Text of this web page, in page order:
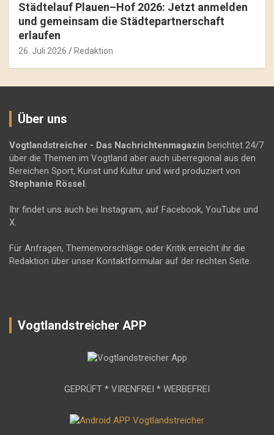
Städtelauf Plauen–Hof 2026: Jetzt anmelden
und gemeinsam die Städtepartnerschaft
erlaufen
26. Juli 2026 Redaktion
Über uns
Vogtlandstreicher - Das Nachrichtenmagazin berichtet 24/7
über die Themen im Vogtland aber auch überregional aus den
Bereichen Sport, Kunst und Kultur und wird produziert von
Stephanie Rössel .
Ihr findet uns auch bei Instagram, auf Facebook, YouTube und
X.
Für Anfragen, Themenvorschläge oder Kritik erreicht ihr die
Redaktion über unser Kontaktformular auf der rechten Seite.
Vogtlandstreicher APP
GEPRÜFT * VIRENFREI * WERBEFREI